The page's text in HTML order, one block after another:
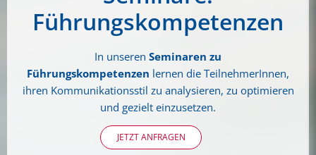
Führungskompetenzen
In unseren Seminaren zu
Führungskompetenzen lernen die TeilnehmerInnen,
ihren Kommunikationsstil zu analysieren, zu optimieren
und gezielt einzusetzen.
JETZT ANFRAGEN